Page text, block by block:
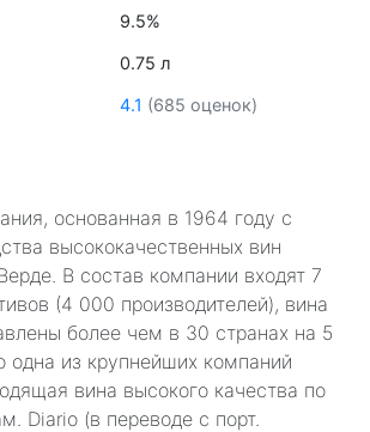
9.5%
0.75 л
4.1 (685 оценок)
основанная в 1964 году с
высококачественных вин
В состав компании входят 7
(4 000 производителей), вина
более чем в 30 странах на 5
одна из крупнейших компаний
вина высокого качества по
Diario (в переводе с порт.